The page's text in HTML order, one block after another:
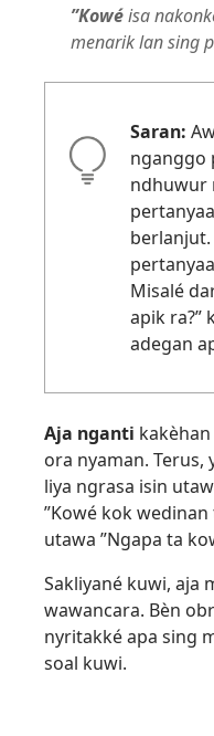
”Kowéisa
menarik lan sing
Saran:
nganggo
ndhuwur
Misalé
apik ra?”
adegan
Aja nganti
ora nyaman.
liya ngrasa isin
”Kowé kok wedinan
utawa ”Ngapa ta
Sakliyané kuwi, aja
wawancara. Bèn
nyritakké apa sing
soal kuwi.